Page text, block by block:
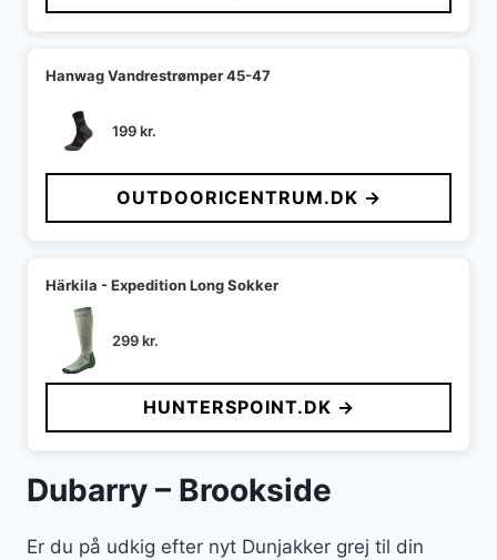
Hanwag Vandrestrømper 45-47
199kr.
OUTDOORICENTRUM.DK →
Härkila - Expedition Long Sokker
299kr.
HUNTERSPOINT.DK →
Dubarry – Brookside
Er du på udkig efter nyt Dunjakker grej til din